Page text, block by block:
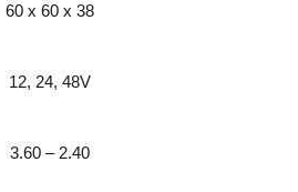
60 x 60 x 38
12, 24, 48V
3.60 – 2.40